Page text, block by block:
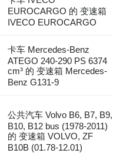
EUROCARGO 的 变速箱
IVECO EUROCARGO
卡车 Mercedes-Benz
ATEGO 240-290 PS 6374
cm³ 的 变速箱 Mercedes-
Benz G131-9
公共汽车 Volvo B6, B7, B9,
B10, B12 bus (1978-2011)
的 变速箱 VOLVO, ZF
B10B (01.78-12.01)